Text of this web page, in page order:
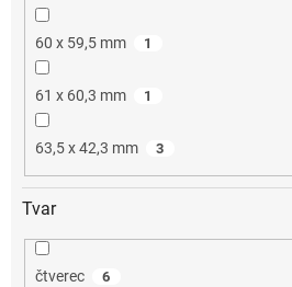
60 x 59,5 mm 1
61 x 60,3 mm 1
63,5 x 42,3 mm 3
Tvar
čtverec 6